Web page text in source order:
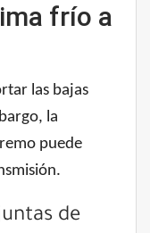
frío a
las bajas
la
puede
de